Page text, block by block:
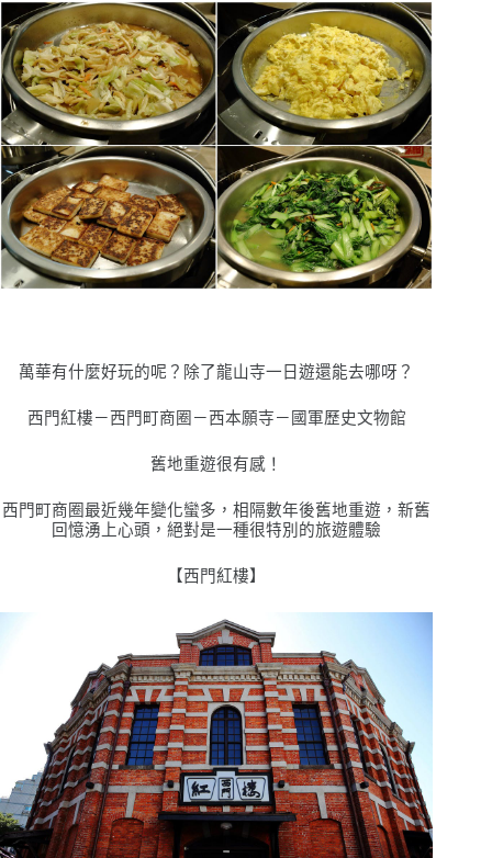
萬華有什麼好玩的呢 ？ 除了龍山寺一日遊還能去哪呀 ？
西門紅樓－西門町商圈－西本願寺－國軍歷史文物館
舊地重遊很有感！
西門町商圈最近幾年變化蠻多，相隔數年後舊地重遊，新舊
回憶湧上心頭，絕對是一種很特別的旅遊體驗
【西門紅樓】